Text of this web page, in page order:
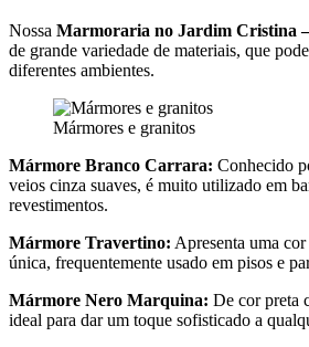
Nossa Marmoraria no Jardim Cristina
de grande variedade de materiais, que
diferentes ambientes.
Mármores e granitos
Mármore Branco Carrara: Conhecido
veios cinza suaves, é muito utilizado em
revestimentos.
Mármore Travertino: Apresenta uma
única, frequentemente usado em pisos e
Mármore Nero Marquina: De cor preta
ideal para dar um toque sofisticado a